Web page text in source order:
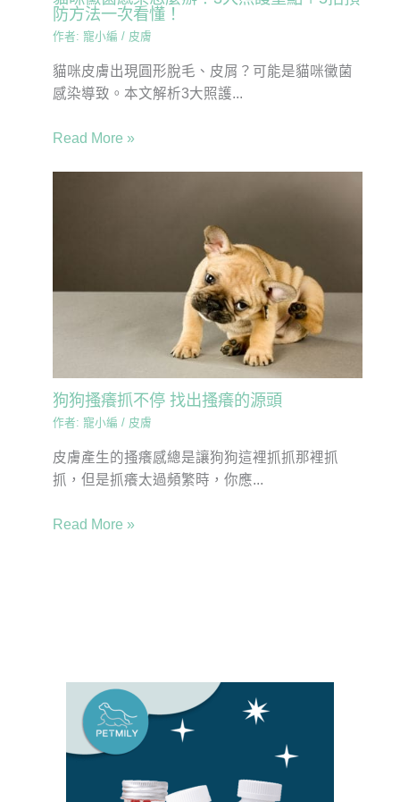
防方法一次看懂！
作者: 寵小編 / 皮膚
貓咪皮膚出現圓形脫毛、皮屑？可能是貓咪黴菌
感染導致。本文解析3大照護...
Read More »
狗狗搔癢抓不停 找出搔癢的源頭
作者: 寵小編 / 皮膚
皮膚產生的搔癢感總是讓狗狗這裡抓抓那裡抓
抓，但是抓癢太過頻繁時，你應...
Read More »